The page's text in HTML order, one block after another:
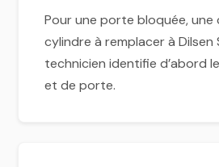
Pour une porte bloquée, une
cylindre à remplacer à Dilsen
technicien identifie d’abord
et de porte.